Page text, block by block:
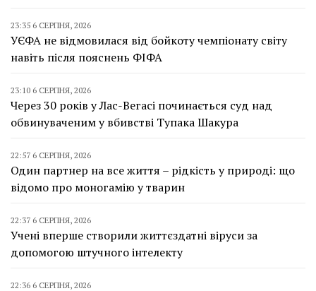
23:35 6 СЕРПНЯ, 2026
УЄФА не відмовилася від бойкоту чемпіонату світу
навіть після пояснень ФІФА
23:10 6 СЕРПНЯ, 2026
Через 30 років у Лас-Вегасі починається суд над
обвинуваченим у вбивстві Тупака Шакура
22:57 6 СЕРПНЯ, 2026
Один партнер на все життя – рідкість у природі: що
відомо про моногамію у тварин
22:37 6 СЕРПНЯ, 2026
Учені вперше створили життєздатні віруси за
допомогою штучного інтелекту
22:36 6 СЕРПНЯ, 2026